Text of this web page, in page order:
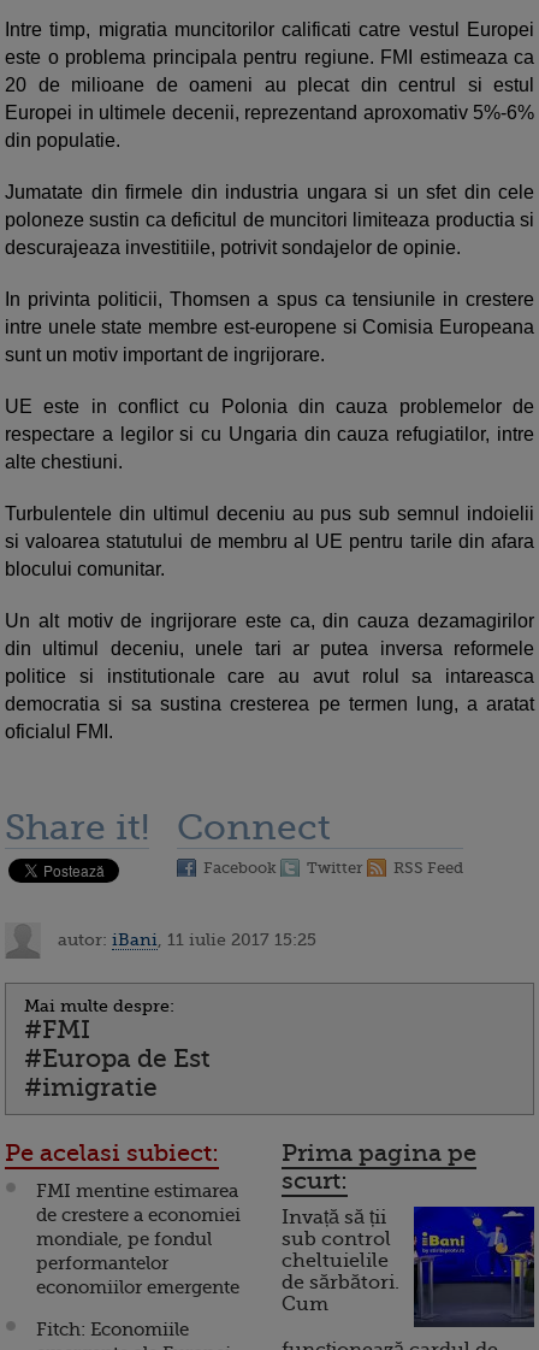
Intre timp, migratia muncitorilor calificati catre vestul Europei
este o problema principala pentru regiune. FMI estimeaza ca
20 de milioane de oameni au plecat din centrul si estul
Europei in ultimele decenii, reprezentand aproxomativ 5%-6%
din populatie.
Jumatate din firmele din industria ungara si un sfet din cele
poloneze sustin ca deficitul de muncitori limiteaza productia si
descurajeaza investitiile, potrivit sondajelor de opinie.
In privinta politicii, Thomsen a spus ca tensiunile in crestere
intre unele state membre est-europene si Comisia Europeana
sunt un motiv important de ingrijorare.
UE este in conflict cu Polonia din cauza problemelor de
respectare a legilor si cu Ungaria din cauza refugiatilor, intre
alte chestiuni.
Turbulentele din ultimul deceniu au pus sub semnul indoielii
si valoarea statutului de membru al UE pentru tarile din afara
blocului comunitar.
Un alt motiv de ingrijorare este ca, din cauza dezamagirilor
din ultimul deceniu, unele tari ar putea inversa reformele
politice si institutionale care au avut rolul sa intareasca
democratia si sa sustina cresterea pe termen lung, a aratat
oficialul FMI.
Share it! Connect
Facebook Twitter RSS Feed
autor: iBani , 11 iulie 2017 15:25
Mai multe despre:
#FMI
#Europa de Est
#imigratie
Pe acelasi subiect:
FMI mentine estimarea
de crestere a economiei
mondiale, pe fondul
performantelor
economiilor emergente
Fitch: Economiile
Prima pagina pe
scurt:
Invață să ții
sub control
cheltuielile
de sărbători.
Cum